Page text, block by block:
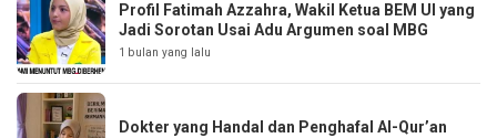
Profil Fatimah Azzahra, Wakil Ketua BEM UI yang
Jadi Sorotan Usai Adu Argumen soal MBG
1 bulan yang lalu
Dokter yang Handal dan Penghafal Al-Qur’an